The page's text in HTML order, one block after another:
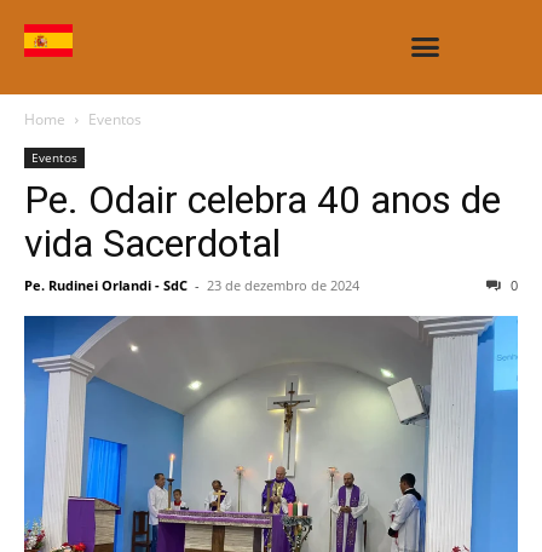
Home Eventos
Eventos
Pe. Odair celebra 40 anos de
vida Sacerdotal
Pe. Rudinei Orlandi - SdC - 23 de dezembro de 2024 0